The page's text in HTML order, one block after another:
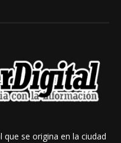
se origina en la ciudad